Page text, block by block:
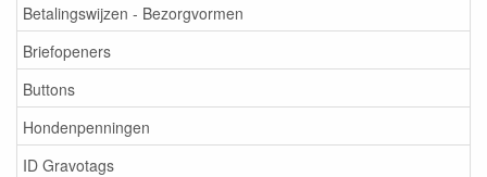
Betalingswijzen - Bezorgvormen
Briefopeners
Buttons
Hondenpenningen
ID Gravotags